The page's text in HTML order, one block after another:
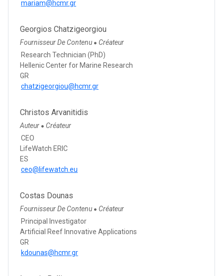
mariam@hcmr.gr
Georgios Chatzigeorgiou
Fournisseur De Contenu ● Créateur
Research Technician (PhD)
Hellenic Center for Marine Research
GR
chatzigeorgiou@hcmr.gr
Christos Arvanitidis
Auteur ● Créateur
CEO
LifeWatch ERIC
ES
ceo@lifewatch.eu
Costas Dounas
Fournisseur De Contenu ● Créateur
Principal Investigator
Artificial Reef Innovative Applications
GR
kdounas@hcmr.gr